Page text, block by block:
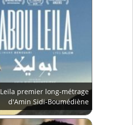
premier long-métrage
d'Amin Sidi-Boumédiène